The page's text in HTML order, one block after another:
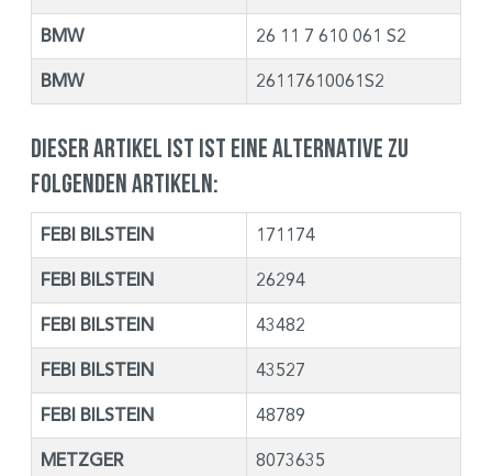
BMW 26 11 7 610 061 S2
BMW 26117610061S2
Dieser Artikel ist ist eine Alternative zu
folgenden Artikeln:
FEBI BILSTEIN 171174
FEBI BILSTEIN 26294
FEBI BILSTEIN 43482
FEBI BILSTEIN 43527
FEBI BILSTEIN 48789
METZGER 8073635